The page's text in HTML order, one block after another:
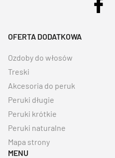
OFERTA DODATKOWA
Ozdoby do włosów
Treski
Akcesoria do peruk
Peruki długie
Peruki krótkie
Peruki naturalne
Mapa strony
MENU